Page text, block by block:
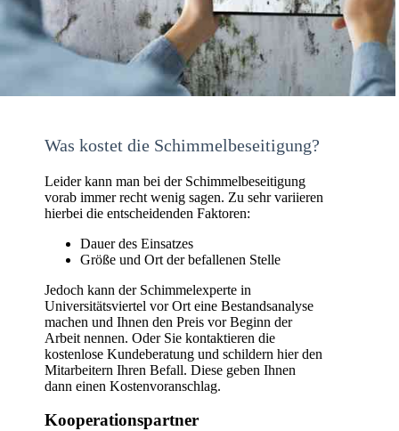
Was kostet die Schimmelbeseitigung?
Leider kann man bei der Schimmelbeseitigung
vorab immer recht wenig sagen. Zu sehr variieren
hierbei die entscheidenden Faktoren:
Dauer des Einsatzes
Größe und Ort der befallenen Stelle
Jedoch kann der Schimmelexperte in
Universitätsviertel vor Ort eine Bestandsanalyse
machen und Ihnen den Preis vor Beginn der
Arbeit nennen. Oder Sie kontaktieren die
kostenlose Kundeberatung und schildern hier den
Mitarbeitern Ihren Befall. Diese geben Ihnen
dann einen Kostenvoranschlag.
Kooperationspartner